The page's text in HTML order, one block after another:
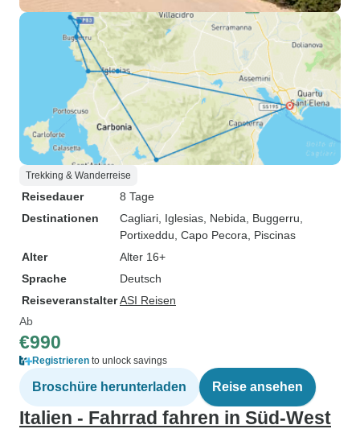
Trekking & Wanderreise
Reisedauer
8 Tage
Destinationen
Cagliari , Iglesias , Nebida , Buggerru
Portixeddu , Capo Pecora , Piscinas
Alter
Alter 16+
Sprache
Deutsch
ReiseveranstalterASI Reisen
Ab
€990
Registrieren to unlock savings
Broschüre herunterladen Reise ansehen
Italien - Fahrrad fahren in Süd-West